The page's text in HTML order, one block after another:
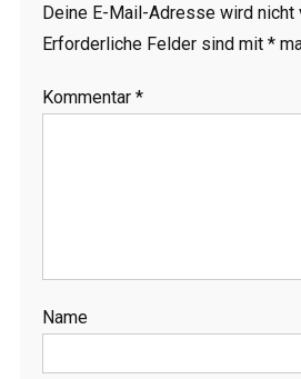
Deine E-Mail-Adresse wird
Erforderliche Felder sind mit *
Kommentar *
Name